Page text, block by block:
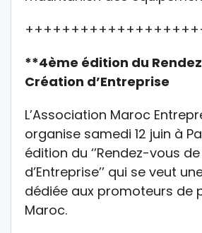
**4ème édition du
Création d’Entreprise
L’Association Maroc
organise samedi 12 juin à
édition du ‘’Rendez-vous
d’Entreprise’’ qui se veut
dédiée aux promoteurs de
Maroc.